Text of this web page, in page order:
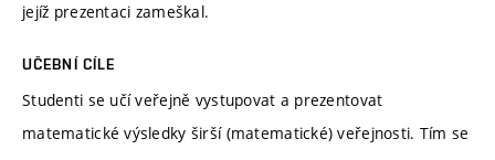
jejíž prezentaci zameškal.
UČEBNÍ CÍLE
Studenti se učí veřejně vystupovat a prezentovat
matematické výsledky širší (matematické) veřejnosti. Tím se